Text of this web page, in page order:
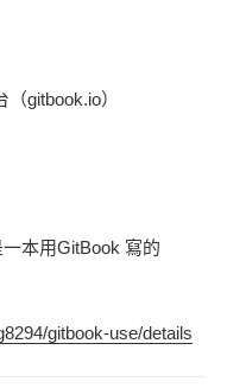
gitbook.io）
本用GitBook 寫的
gitbook-use/details